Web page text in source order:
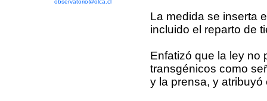
La medida se inserta
incluido el reparto de
Enfatizó que la ley no
transgénicos como
y la prensa, y